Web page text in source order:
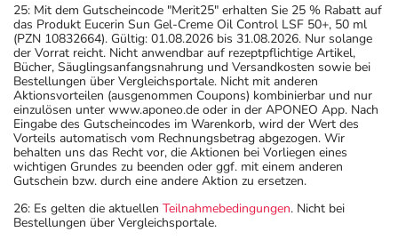
25: Mit dem Gutscheincode "Merit25" erhalten Sie 25 % Rabatt auf
das Produkt Eucerin Sun Gel-Creme Oil Control LSF 50+, 50 ml
(PZN 10832664). Gültig: 01.08.2026 bis 31.08.2026. Nur solange
der Vorrat reicht. Nicht anwendbar auf rezeptpflichtige Artikel,
Bücher, Säuglingsanfangsnahrung und Versandkosten sowie bei
Bestellungen über Vergleichsportale. Nicht mit anderen
Aktionsvorteilen (ausgenommen Coupons) kombinierbar und nur
einzulösen unter www.aponeo.de oder in der APONEO App. Nach
Eingabe des Gutscheincodes im Warenkorb, wird der Wert des
Vorteils automatisch vom Rechnungsbetrag abgezogen. Wir
behalten uns das Recht vor, die Aktionen bei Vorliegen eines
wichtigen Grundes zu beenden oder ggf. mit einem anderen
Gutschein bzw. durch eine andere Aktion zu ersetzen.
26: Es gelten die aktuellen Teilnahmebedingungen. Nicht bei
Bestellungen über Vergleichsportale.